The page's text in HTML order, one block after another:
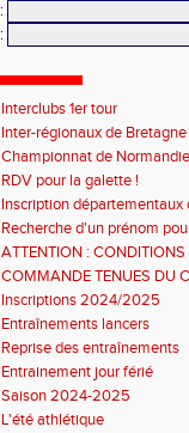
:
:
Interclubs 1er tour
Inter-régionaux de
Championnat de
RDV pour la galette !
Inscription départementaux
Recherche d'un prénom
ATTENTION : CONDITIONS
COMMANDE TENUES DU
Inscriptions 2024/2025
Entraînements lancers
Reprise des entraînements
Entrainement jour férié
Saison 2024-2025
L'été athlétique